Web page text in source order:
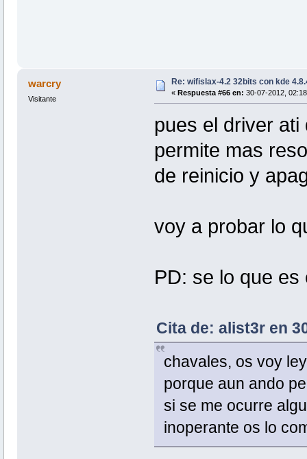
warcry
Visitante
Re: wifislax-4.2 32bits con kde
« Respuesta #66 en: 30-07-2012,
pues el driver
permite mas
de reinicio y
voy a probar lo
PD: se lo que
Cita de: alist3r en
chavales, os voy
porque aun ando
si se me ocurre
inoperante os lo